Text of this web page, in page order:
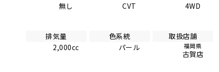
無し
CVT
4WD
排気量
2,000cc
色系統
パール
取扱店舗
福岡県
古賀店